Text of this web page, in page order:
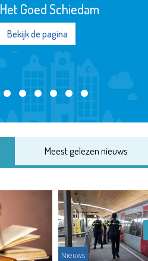
Het Goed Schiedam
Bekijk de pagina
Meest gelezen nieuws
Nieuws